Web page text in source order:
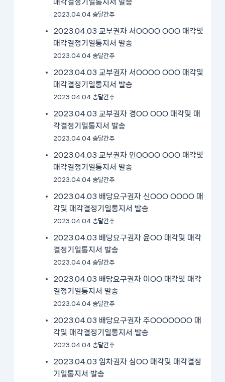
매각결정기일통지서 발송
2023.04.04 송달간주
2023.04.03 교부권자 서OOOO OOO 매각및
매각결정기일통지서 발송
2023.04.04 송달간주
2023.04.03 교부권자 서OOOO OOO 매각및
매각결정기일통지서 발송
2023.04.04 송달간주
2023.04.03 교부권자 경OO OOO 매각및 매
각결정기일통지서 발송
2023.04.04 송달간주
2023.04.03 교부권자 인OOOO OOO 매각및
매각결정기일통지서 발송
2023.04.04 송달간주
2023.04.03 배당요구권자 신OOO OOOO 매
각및 매각결정기일통지서 발송
2023.04.04 송달간주
2023.04.03 배당요구권자 윤OO 매각및 매각
결정기일통지서 발송
2023.04.04 송달간주
2023.04.03 배당요구권자 이OO 매각및 매각
결정기일통지서 발송
2023.04.04 송달간주
2023.04.03 배당요구권자 주OOOOOOO 매
각및 매각결정기일통지서 발송
2023.04.04 송달간주
2023.04.03 임차권자 심OO 매각및 매각결정
기일통지서 발송